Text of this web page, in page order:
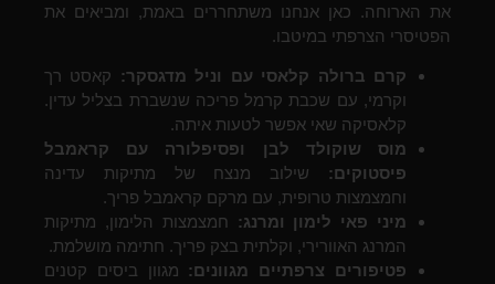
את הארוחה. כאן אנחנו משתחררים באמת, ומביאים את
הפטיסרי הצרפתי במיטבו.
קרם ברולה קלאסי עם וניל מדגסקר: קאסט רך
וקרמי, עם שכבת קרמל פריכה שנשברת בצליל עדין.
קלאסיקה שאי אפשר לטעות איתה.
מוס שוקולד לבן ופסיפלורה עם קראמבל
פיסטוקים: שילוב מנצח של מתיקות עדינה
וחמצמצות טרופית, עם מרקם קראמבל פריך.
מיני פאי לימון ומרנג: חמצמצות הלימון, מתיקות
המרנג האוורירי, וקלתית בצק פריך. חתימה מושלמת.
פטיפורים צרפתיים מגוונים: מגוון ביסים קטנים